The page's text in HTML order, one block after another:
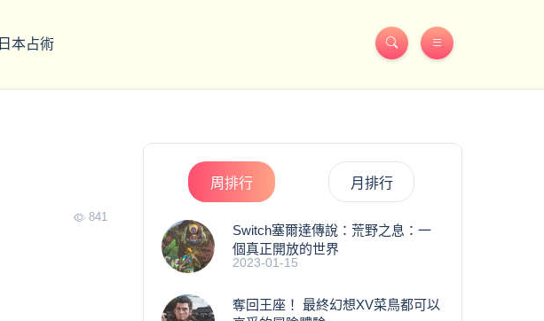
日本占術
841
周排行 月排行
Switch塞爾達傳說：荒野之息：一
個真正開放的世界
2023-01-15
奪回王座！ 最終幻想XV菜鳥都可以